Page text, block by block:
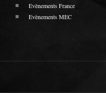
Evènements France
Evènements MEC